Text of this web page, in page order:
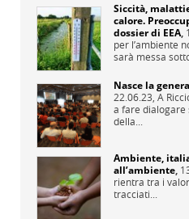
Siccità,
calore.
dossier di EEA,
per l’ambiente
sarà messa
Nasce la
22.06.23, A
a fare dialogare
della...
Ambiente,
all’ambiente,
rientra tra i
tracciati...